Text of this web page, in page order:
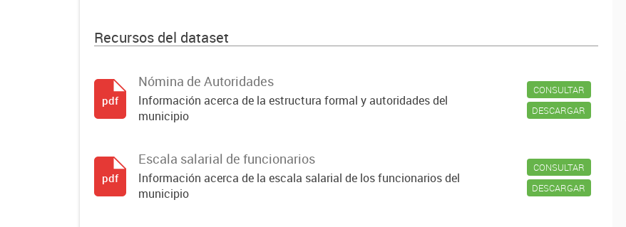
Recursos del dataset
CONSULTAR
DESCARGAR
Nómina de Autoridades
Información acerca de la estructura formal y autoridades del
municipio
pdf
CONSULTAR
DESCARGAR
Escala salarial de funcionarios
Información acerca de la escala salarial de los funcionarios del
municipio
pdf